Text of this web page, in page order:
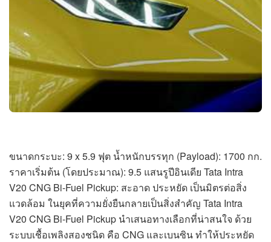
ขนาดกระบะ: 9 x 5.9 ฟุต น้ำหนักบรรทุก (Payload): 1700 กก.
ราคาเริ่มต้น (โดยประมาณ): 9.5 แสนรูปีอินเดีย Tata Intra
V20 CNG Bi-Fuel Pickup: สะอาด ประหยัด เป็นมิตรต่อสิ่ง
แวดล้อม ในยุคที่ความยั่งยืนกลายเป็นสิ่งสำคัญ Tata Intra
V20 CNG Bi-Fuel Pickup นำเสนอทางเลือกที่น่าสนใจ ด้วย
ระบบเชื้อเพลิงสองชนิด คือ CNG และเบนซิน ทำให้ประหยัด